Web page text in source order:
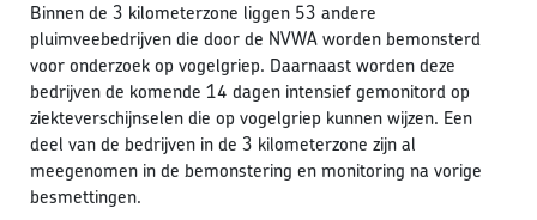
Binnen de 3 kilometerzone liggen 53 andere
pluimveebedrijven die door de NVWA worden bemonsterd
voor onderzoek op vogelgriep. Daarnaast worden deze
bedrijven de komende 14 dagen intensief gemonitord op
ziekteverschijnselen die op vogelgriep kunnen wijzen. Een
deel van de bedrijven in de 3 kilometerzone zijn al
meegenomen in de bemonstering en monitoring na vorige
besmettingen.